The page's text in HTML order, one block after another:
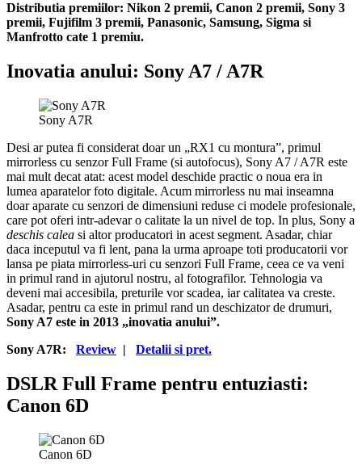
Distributia premiilor: Nikon 2 premii, Canon 2 premii, Sony 3
premii, Fujifilm 3 premii, Panasonic, Samsung, Sigma si
Manfrotto cate 1 premiu.
Inovatia anului: Sony A7 / A7R
Sony A7R
Desi ar putea fi considerat doar un „RX1 cu montura”, primul
mirrorless cu senzor Full Frame (si autofocus), Sony A7 / A7R este
mai mult decat atat: acest model deschide practic o noua era in
lumea aparatelor foto digitale. Acum mirrorless nu mai inseamna
doar aparate cu senzori de dimensiuni reduse ci modele profesionale,
care pot oferi intr-adevar o calitate la un nivel de top. In plus, Sony a
deschis calea si altor producatori in acest segment. Asadar, chiar
daca inceputul va fi lent, pana la urma aproape toti producatorii vor
lansa pe piata mirrorless-uri cu senzori Full Frame, ceea ce va veni
in primul rand in ajutorul nostru, al fotografilor. Tehnologia va
deveni mai accesibila, preturile vor scadea, iar calitatea va creste.
Asadar, pentru ca este in primul rand un deschizator de drumuri,
Sony A7 este in 2013 „inovatia anului”.
Sony A7R: Review | Detalii si pret.
DSLR Full Frame pentru entuziasti:
Canon 6D
Canon 6D